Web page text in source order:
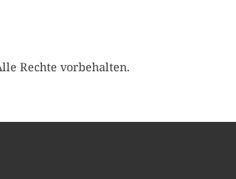
Rechte vorbehalten.